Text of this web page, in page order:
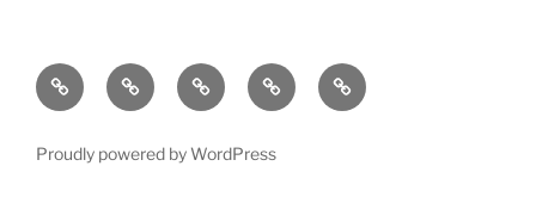
Home
Il
circolo
Scuola
Vela
ContattiRegate
2026
Proudly powered by WordPress